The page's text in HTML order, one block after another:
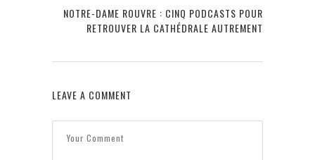
NOTRE-DAME ROUVRE : CINQ PODCASTS POUR
RETROUVER LA CATHÉDRALE AUTREMENT
LEAVE A COMMENT